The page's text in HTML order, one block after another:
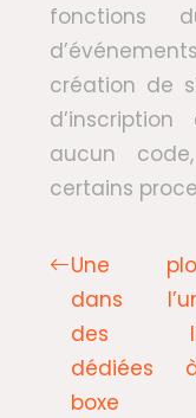
fonctions
création de
aucun
certains
Une
dans
des
dédiées
boxe